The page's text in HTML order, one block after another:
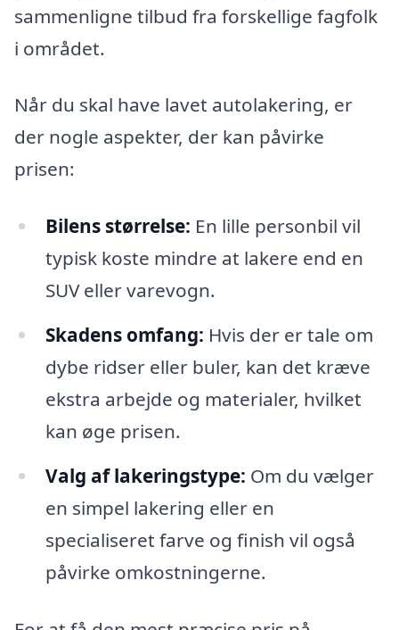
sammenligne tilbud fra forskellige fagfolk
i området.
Når du skal have lavet autolakering, er
der nogle aspekter, der kan påvirke
prisen:
Bilens størrelse: En lille personbil vil
typisk koste mindre at lakere end en
SUV eller varevogn.
Skadens omfang: Hvis der er tale om
dybe ridser eller buler, kan det kræve
ekstra arbejde og materialer, hvilket
kan øge prisen.
Valg af lakeringstype: Om du vælger
en simpel lakering eller en
specialiseret farve og finish vil også
påvirke omkostningerne.